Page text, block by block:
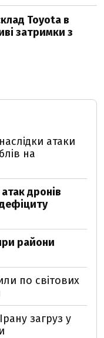
Toyota в
затримки з
атаки
на
дронів
райони
по світових
загруз у